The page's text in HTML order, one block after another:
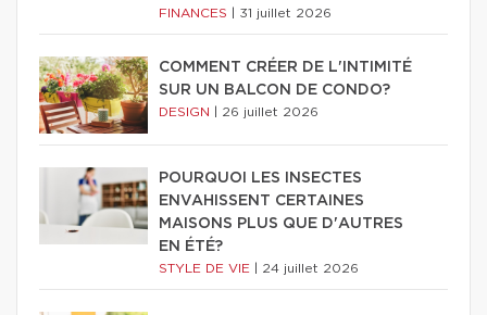
FINANCES 31 juillet 2026
COMMENT CRÉER DE L'INTIMITÉ
SUR UN BALCON DE CONDO?
DESIGN 26 juillet 2026
POURQUOI LES INSECTES
ENVAHISSENT CERTAINES
MAISONS PLUS QUE D'AUTRES
EN ÉTÉ?
STYLE DE VIE 24 juillet 2026